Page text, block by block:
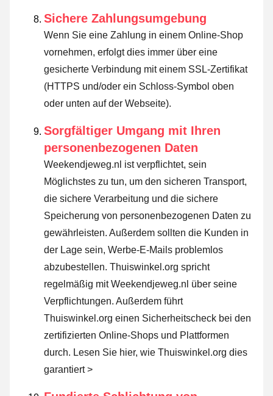
Sichere Zahlungsumgebung
Wenn Sie eine Zahlung in einem Online-Shop
vornehmen, erfolgt dies immer über eine
gesicherte Verbindung mit einem SSL-Zertifikat
(HTTPS und/oder ein Schloss-Symbol oben
oder unten auf der Webseite).
Sorgfältiger Umgang mit Ihren
personenbezogenen Daten
Weekendjeweg.nl ist verpflichtet, sein
Möglichstes zu tun, um den sicheren Transport,
die sichere Verarbeitung und die sichere
Speicherung von personenbezogenen Daten zu
gewährleisten. Außerdem sollten die Kunden in
der Lage sein, Werbe-E-Mails problemlos
abzubestellen. Thuiswinkel.org spricht
regelmäßig mit Weekendjeweg.nl über seine
Verpflichtungen. Außerdem führt
Thuiswinkel.org einen Sicherheitscheck bei den
zertifizierten Online-Shops und Plattformen
durch. Lesen Sie hier, wie Thuiswinkel.org dies
garantiert >